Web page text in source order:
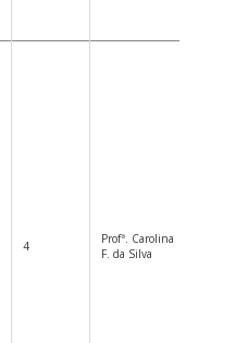
4
Profª. Carolina
F. da Silva